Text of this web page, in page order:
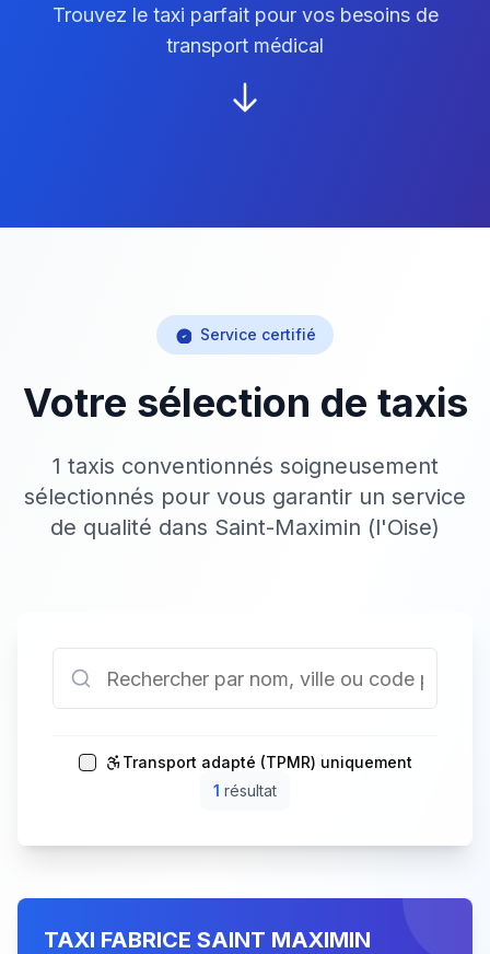
Trouvez le taxi parfait pour vos besoins de
transport médical
Service certifié
Votre sélection de taxis
1 taxis conventionnés soigneusement
sélectionnés pour vous garantir un service
de qualité dans Saint-Maximin (l'Oise)
Transport adapté (TPMR) uniquement
1 résultat
TAXI FABRICE SAINT MAXIMIN